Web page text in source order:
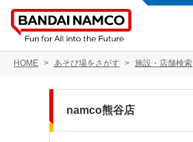
HOME あそび場をさがす 施設・店舗検索
namco熊谷店